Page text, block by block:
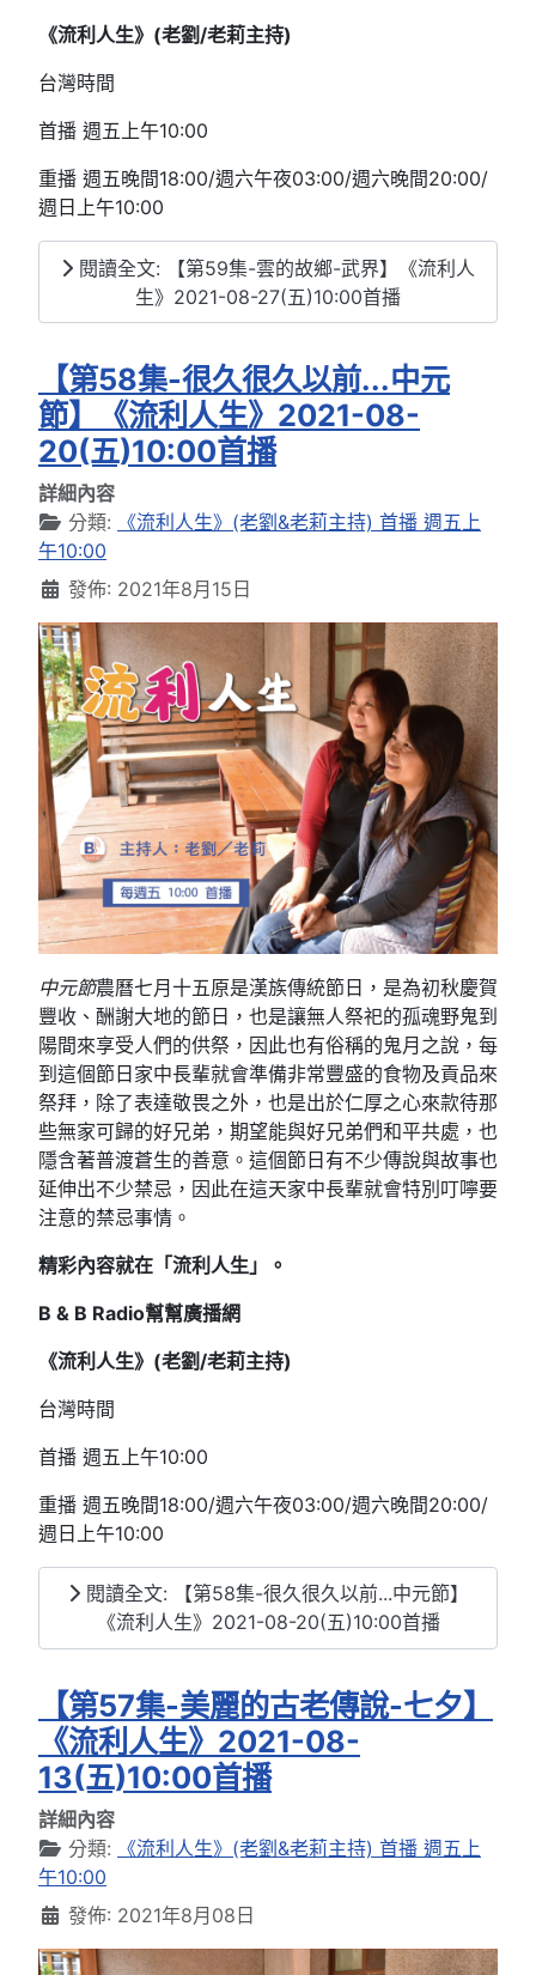
《流利人生》(老劉/老莉主持)
台灣時間
首播 週五上午10:00
重播 週五晚間18:00/週六午夜03:00/週六晚間20:00/
週日上午10:00
閱讀全文: 【第59集-雲的故鄉-武界】《流利人
生》2021-08-27(五)10:00首播
【第58集-很久很久以前...中元
節】《流利人生》2021-08-
20(五)10:00首播
詳細內容
分類:
《流利人生》(老劉&老莉主持) 首播 週五上
午10:00
發佈: 2021年8月15日
中元節農曆七月十五原是漢族傳統節日，是為初秋慶賀
豐收、酬謝大地的節日，也是讓無人祭祀的孤魂野鬼到
陽間來享受人們的供祭，因此也有俗稱的鬼月之說，每
到這個節日家中長輩就會準備非常豐盛的食物及貢品來
祭拜，除了表達敬畏之外，也是出於仁厚之心來款待那
些無家可歸的好兄弟，期望能與好兄弟們和平共處，也
隱含著普渡蒼生的善意。這個節日有不少傳說與故事也
延伸出不少禁忌，因此在這天家中長輩就會特別叮嚀要
注意的禁忌事情。
精彩內容就在「流利人生」。
B & B Radio幫幫廣播網
《流利人生》(老劉/老莉主持)
台灣時間
首播 週五上午10:00
重播 週五晚間18:00/週六午夜03:00/週六晚間20:00/
週日上午10:00
閱讀全文: 【第58集-很久很久以前...中元節】
《流利人生》2021-08-20(五)10:00首播
【第57集-美麗的古老傳說-七夕】
《流利人生》2021-08-
13(五)10:00首播
詳細內容
分類:
《流利人生》(老劉&老莉主持) 首播 週五上
午10:00
發佈: 2021年8月08日